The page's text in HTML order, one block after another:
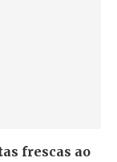
frescas ao